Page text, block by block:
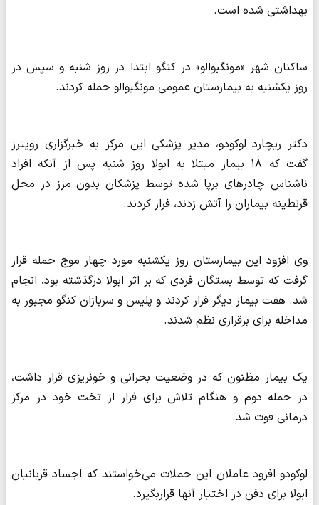
بهداشتی شده است.
ساکنان شهر «مونگبوالو» در کنگو ابتدا در روز شنبه و سپس در
روز یکشنبه به بیمارستان عمومی مونگبوالو حمله کردند.
دکتر ریچارد لوکودو، مدیر پزشکی این مرکز به خبرگزاری رویترز
گفت که ۱۸ بیمار مبتلا به ابولا روز شنبه پس از آنکه افراد
ناشناس چادرهای برپا شده توسط پزشکان بدون مرز در محل
قرنطینه بیماران را آتش زدند، فرار کردند.
وی افزود این بیمارستان روز یکشنبه مورد چهار موج حمله قرار
گرفت که توسط بستگان فردی که بر اثر ابولا درگذشته بود، انجام
شد. هفت بیمار دیگر فرار کردند و پلیس و سربازان کنگو مجبور به
مداخله برای برقراری نظم شدند.
یک بیمار مظنون که در وضعیت بحرانی و خونریزی قرار داشت،
در حمله دوم و هنگام تلاش برای فرار از تخت خود در مرکز
درمانی فوت شد.
لوکودو افزود عاملان این حملات می‌خواستند که اجساد قربانیان
ابولا برای دفن در اختیار آنها قراربگیرد.